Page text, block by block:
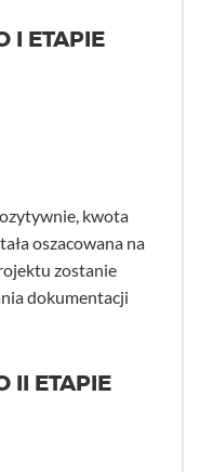
I ETAPIE
kwota
oszacowana na
zostanie
dokumentacji
II ETAPIE